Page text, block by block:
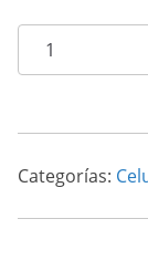
SAMSUNG
A54
5G
cantidad
Categorías: